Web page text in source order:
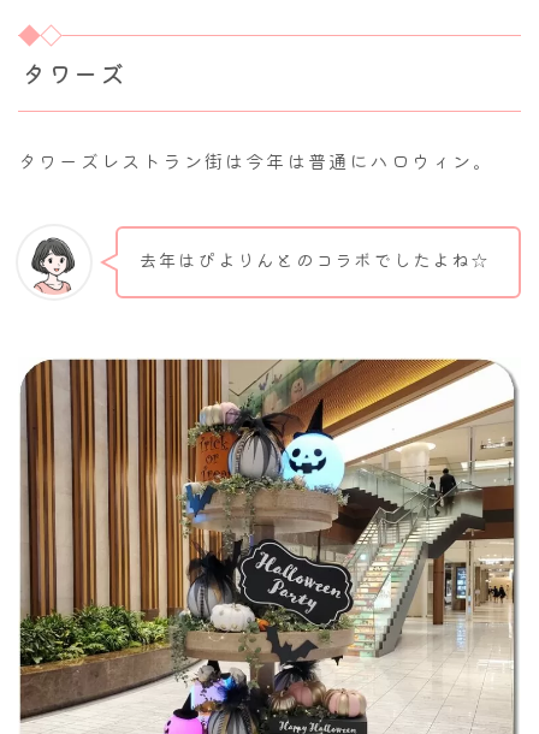
タワーズ
タワーズレストラン街は今年は普通にハロウィン。
去年はぴよりんとのコラボでしたよね☆